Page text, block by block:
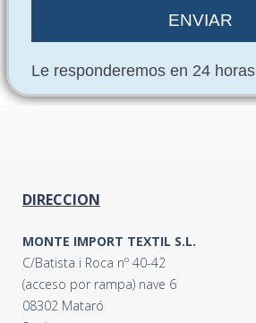
Le responderemos en 24 horas
DIRECCION
MONTE IMPORT TEXTIL S.L.
C/Batista i Roca nº 40-42
(acceso por rampa) nave 6
08302 Mataró